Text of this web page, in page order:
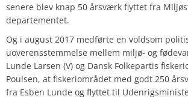
senere blev knap 50 årsværk flyttet fra
departementet.
Og i august 2017 medførte en voldsom
uoverensstemmelse mellem miljø- og
Lunde Larsen (V) og Dansk Folkepartis
Poulsen, at fiskeriområdet med godt 250
fra Esben Lunde og flyttet til